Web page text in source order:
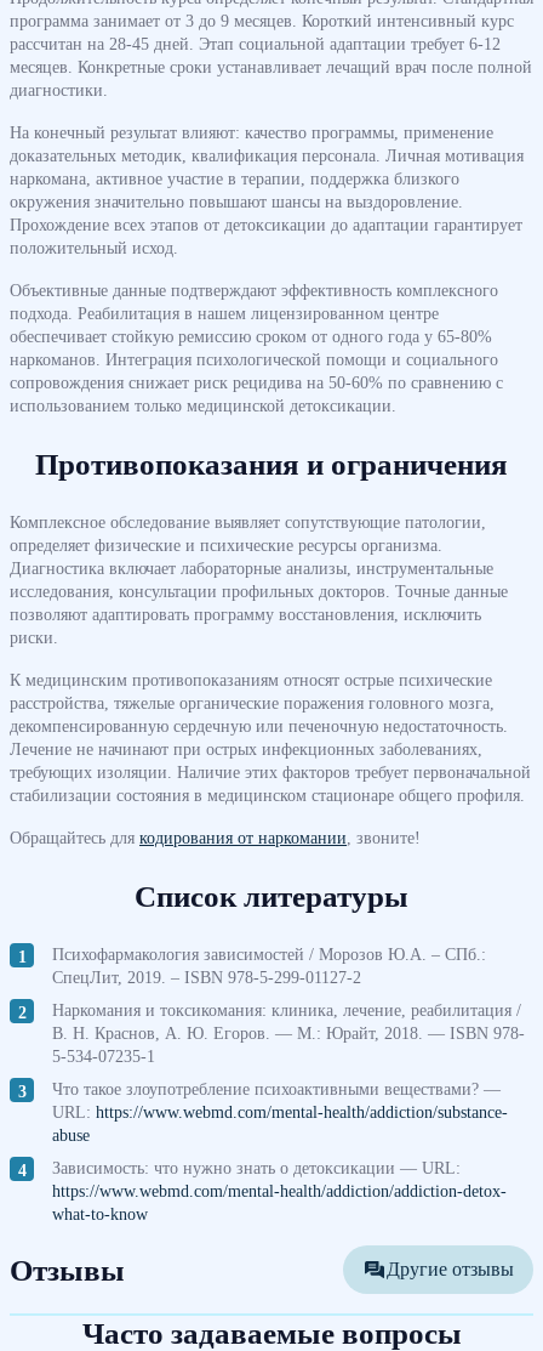
программа занимает от 3 до 9 месяцев. Короткий интенсивный курс
рассчитан на 28-45 дней. Этап социальной адаптации требует 6-12
месяцев. Конкретные сроки устанавливает лечащий врач после полной
диагностики.
На конечный результат влияют: качество программы, применение
доказательных методик, квалификация персонала. Личная мотивация
наркомана, активное участие в терапии, поддержка близкого
окружения значительно повышают шансы на выздоровление.
Прохождение всех этапов от детоксикации до адаптации гарантирует
положительный исход.
Объективные данные подтверждают эффективность комплексного
подхода. Реабилитация в нашем лицензированном центре
обеспечивает стойкую ремиссию сроком от одного года у 65-80%
наркоманов. Интеграция психологической помощи и социального
сопровождения снижает риск рецидива на 50-60% по сравнению с
использованием только медицинской детоксикации.
Противопоказания и ограничения
Комплексное обследование выявляет сопутствующие патологии,
определяет физические и психические ресурсы организма.
Диагностика включает лабораторные анализы, инструментальные
исследования, консультации профильных докторов. Точные данные
позволяют адаптировать программу восстановления, исключить
риски.
К медицинским противопоказаниям относят острые психические
расстройства, тяжелые органические поражения головного мозга,
декомпенсированную сердечную или печеночную недостаточность.
Лечение не начинают при острых инфекционных заболеваниях,
требующих изоляции. Наличие этих факторов требует первоначальной
стабилизации состояния в медицинском стационаре общего профиля.
Обращайтесь для кодирования от наркомании , звоните!
Список литературы
Психофармакология зависимостей / Морозов Ю.А. – СПб.:
СпецЛит, 2019. – ISBN 978-5-299-01127-2
Наркомания и токсикомания: клиника, лечение, реабилитация /
В. Н. Краснов, А. Ю. Егоров. — М.: Юрайт, 2018. — ISBN 978-
5-534-07235-1
Что такое злоупотребление психоактивными веществами? —
URL: https://www.webmd.com/mental-health/addiction/substance-
abuse
Зависимость: что нужно знать о детоксикации — URL:
https://www.webmd.com/mental-health/addiction/addiction-detox-
what-to-know
Отзывы Другие отзывы
Часто задаваемые вопросы